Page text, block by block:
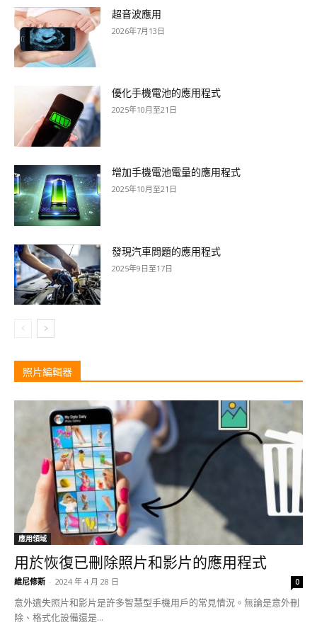
超音波應用
2026年7月13日
優化手機電池的應用程式
2025年10月至21日
增加手機電池電量的應用程式
2025年10月至21日
發現汽車問題的應用程式
2025年9日至17日
照片編輯器
應用領域
用於恢復已刪除照片和影片的應用程式
維尼修斯 - 2024 年 4 月 28 日 0
意外遺失照片和影片是許多智慧型手機用戶的常見情況。無論是意外刪
除、格式化設備還是...